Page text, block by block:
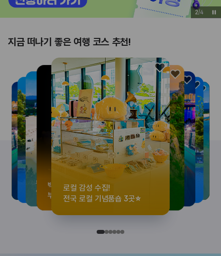
3/4
지금 떠나기 좋은 여행 코스 추천!
로컬 감성 수집!
전국 로컬 기념품숍 3곳⭐
<호프>, <동궁> 여운 따라🎬
실속 있게 떠나는 해남 여행
우리말이 더 재미있어지는
세종 한글 여행
숲길부터 천년 고찰까지!
마음에 쉼을 더하는 부안
뚜벅이 여행자 주목🚶
양양 1박 2일 코스
백제의 숨결을 따라,
부여에서 만나는 여름
로컬 감성 수집!
전국 로컬 기념품숍 3곳⭐
<호프>, <동궁> 여운 따라🎬
실속 있게 떠나는 해남 여행
우리말이 더 재미있어지는
세종 한글 여행